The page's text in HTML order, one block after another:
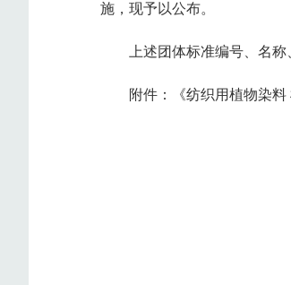
施，现予以公布。
上述团体标准编号、名
附件：《纺织用植物染